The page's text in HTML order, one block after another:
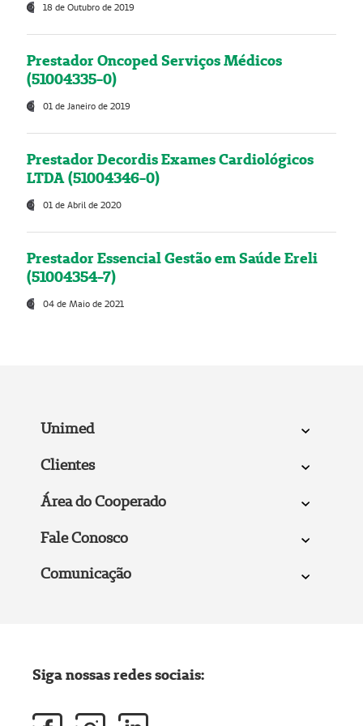
18 de Outubro de 2019
Prestador Oncoped Serviços Médicos
(51004335-0)
01 de Janeiro de 2019
Prestador Decordis Exames Cardiológicos
LTDA (51004346-0)
01 de Abril de 2020
Prestador Essencial Gestão em Saúde Ereli
(51004354-7)
04 de Maio de 2021
Unimed
Clientes
Área do Cooperado
Fale Conosco
Comunicação
Siga nossas redes sociais: